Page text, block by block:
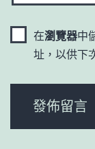
在瀏覽器中
址，以供下